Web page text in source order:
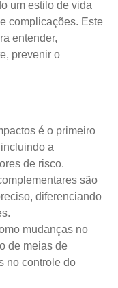
um estilo de vida
complicações. Este
entender,
prevenir o
é o primeiro
a
de risco.
são
diferenciando
mudanças no
de meias de
no controle do